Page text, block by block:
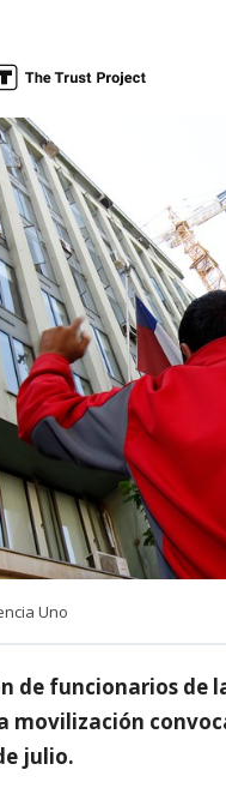
Uno
de funcionarios de
movilización
julio.